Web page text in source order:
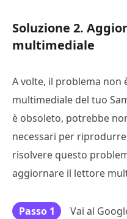
Soluzione 2.
multimediale
A volte, il problema non
multimediale del tuo
è obsoleto, potrebbe
necessari per
risolvere questo
aggiornare il lettore
Passo 1
Vai al